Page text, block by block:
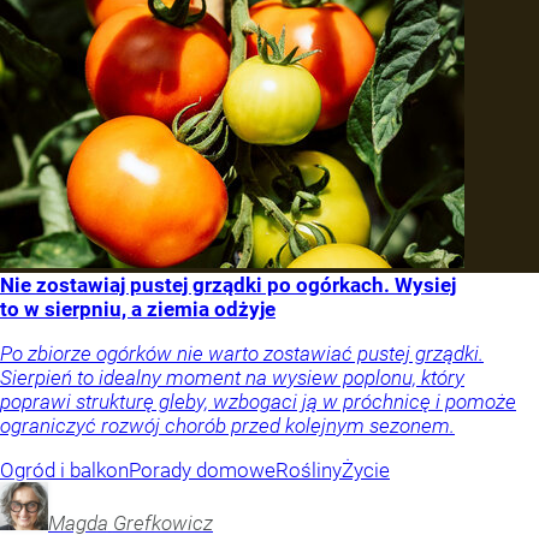
Nie zostawiaj pustej grządki po ogórkach. Wysiej
to w sierpniu, a ziemia odżyje
Po zbiorze ogórków nie warto zostawiać pustej grządki.
Sierpień to idealny moment na wysiew poplonu, który
poprawi strukturę gleby, wzbogaci ją w próchnicę i pomoże
ograniczyć rozwój chorób przed kolejnym sezonem.
Ogród i balkonPorady domoweRoślinyŻycie
Magda Grefkowicz